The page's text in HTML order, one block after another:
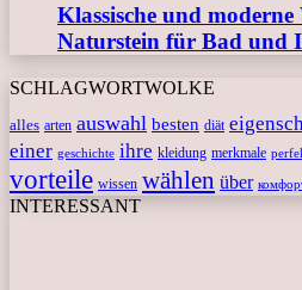
Klassische und moderne
Naturstein für Bad und
SCHLAGWORTWOLKE
alles arten auswahl besten diät
einer geschichte ihre kleidung merkmale
vorteile wissen wählen über
INTERESSANT